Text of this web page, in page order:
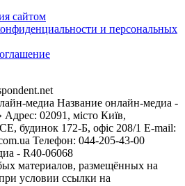
сайтом
и персональных
медиа Название онлайн-медиа -
02091, місто Київ,
172-Б, офіс 208/1 E-mail:
Телефон: 044-205-43-00
- R40-06068
материалов, размещённых на
условии ссылки на